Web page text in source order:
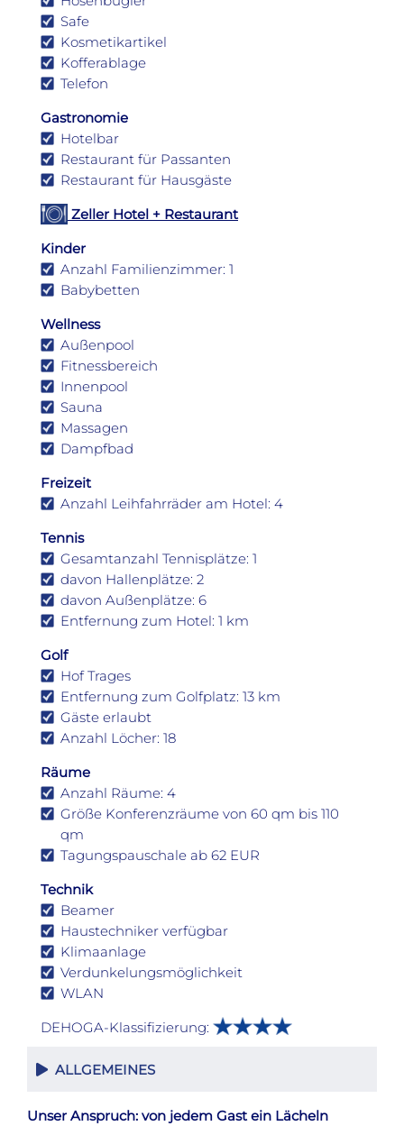
Safe
Kosmetikartikel
Kofferablage
Telefon
Gastronomie
Hotelbar
Restaurant für Passanten
Restaurant für Hausgäste
Zeller Hotel + Restaurant
Kinder
Anzahl Familienzimmer: 1
Babybetten
Wellness
Außenpool
Fitnessbereich
Innenpool
Sauna
Massagen
Dampfbad
Freizeit
Anzahl Leihfahrräder am Hotel: 4
Tennis
Gesamtanzahl Tennisplätze: 1
davon Hallenplätze: 2
davon Außenplätze: 6
Entfernung zum Hotel: 1 km
Golf
Hof Trages
Entfernung zum Golfplatz: 13 km
Gäste erlaubt
Anzahl Löcher: 18
Räume
Anzahl Räume: 4
Größe Konferenzräume von 60 qm bis 110
qm
Tagungspauschale ab 62 EUR
Technik
Beamer
Haustechniker verfügbar
Klimaanlage
Verdunkelungsmöglichkeit
WLAN
DEHOGA-Klassifizierung:
ALLGEMEINES
Unser Anspruch: von jedem Gast ein Lächeln